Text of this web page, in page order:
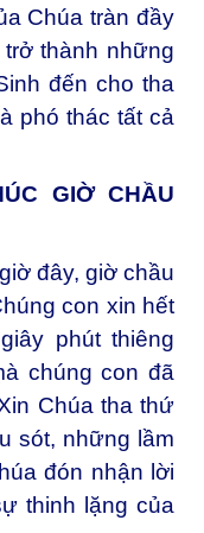
Chúa tràn đầy
thành những
đến cho tha
phó thác tất cả
GIỜ CHẦU
đây, giờ chầu
con xin hết
phút thiêng
chúng con đã
Chúa tha thứ
sót, những lầm
đón nhận lời
thinh lặng của